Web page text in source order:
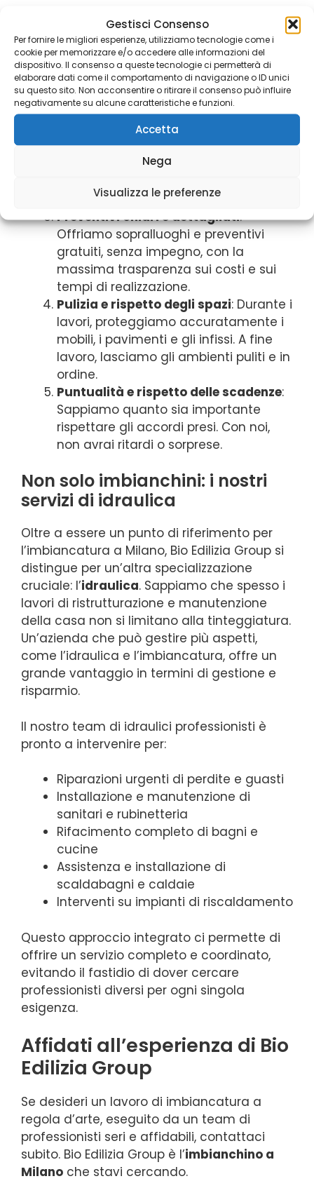
Gestisci Consenso
Per fornire le migliori esperienze, utilizziamo tecnologie come i
cookie per memorizzare e/o accedere alle informazioni del
dispositivo. Il consenso a queste tecnologie ci permetterà di
elaborare dati come il comportamento di navigazione o ID unici
su questo sito. Non acconsentire o ritirare il consenso può influire
negativamente su alcune caratteristiche e funzioni.
Accetta
Nega
Visualizza le preferenze
Professionalità e competenza
nostro team è composto da
imbianchini esperti e qualificati, in
costante aggiornamento sulle nuove
tecniche e sui materiali più innovativi.
Materiali di alta qualità: Utilizziamo
solo vernici e prodotti ecologici,
atossici e di alta gamma, che
garantiscono un risultato duraturo e
l’ambiente.
Preventivi chiari e dettagliati:
Offriamo sopralluoghi e preventivi
gratuiti, senza impegno, con la
massima trasparenza sui costi e sui
tempi di realizzazione.
Pulizia e rispetto degli spazi: Durante i
lavori, proteggiamo accuratamente i
mobili, i pavimenti e gli infissi. A fine
lavoro, lasciamo gli ambienti puliti e in
ordine.
Puntualità e rispetto delle scadenze:
Sappiamo quanto sia importante
rispettare gli accordi presi. Con noi,
non avrai ritardi o sorprese.
Non solo imbianchini: i nostri
servizi di idraulica
Oltre a essere un punto di riferimento per
l’imbiancatura a Milano, Bio Edilizia Group si
distingue per un’altra specializzazione
cruciale: l’idraulica. Sappiamo che spesso i
lavori di ristrutturazione e manutenzione
della casa non si limitano alla tinteggiatura.
Un’azienda che può gestire più aspetti,
come l’idraulica e l’imbiancatura, offre un
grande vantaggio in termini di gestione e
risparmio.
Il nostro team di idraulici professionisti è
pronto a intervenire per:
Riparazioni urgenti di perdite e guasti
Installazione e manutenzione di
sanitari e rubinetteria
Rifacimento completo di bagni e
cucine
Assistenza e installazione di
scaldabagni e caldaie
Interventi su impianti di riscaldamento
Questo approccio integrato ci permette di
offrire un servizio completo e coordinato,
evitando il fastidio di dover cercare
professionisti diversi per ogni singola
esigenza.
Affidati all’esperienza di Bio
Edilizia Group
Se desideri un lavoro di imbiancatura a
regola d’arte, eseguito da un team di
professionisti seri e affidabili, contattaci
subito. Bio Edilizia Group è l’imbianchino a
Milano che stavi cercando.